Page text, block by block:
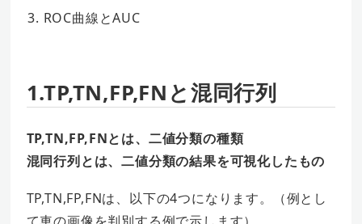
ROC曲線とAUC
1.TP,TN,FP,FNと混同行列
TP,TN,FP,FNとは、二値分類の種類
混同行列とは、二値分類の結果を可視化したもの
TP,TN,FP,FNは、以下の4つになります。（例とし